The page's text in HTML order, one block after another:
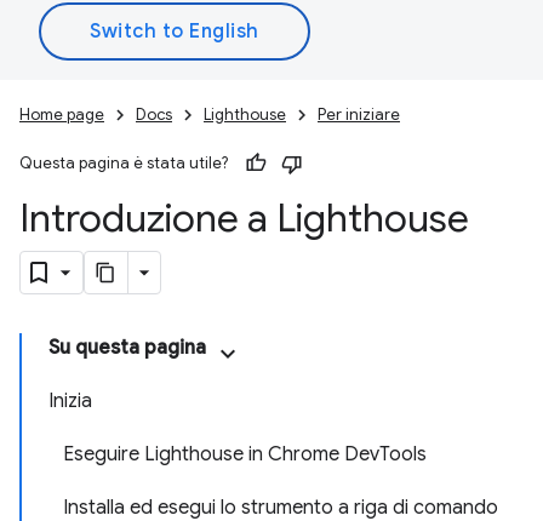
Home page Docs Lighthouse Per iniziare
Questa pagina è stata utile?
Introduzione a Lighthouse
Su questa pagina
Inizia
Eseguire Lighthouse in Chrome DevTools
Installa ed esegui lo strumento a riga di comando